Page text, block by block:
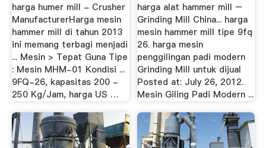
harga humer mill - Crusher
ManufacturerHarga mesin
hammer mill di tahun 2013
ini memang terbagi menjadi
... Mesin > Tepat Guna Tipe
: Mesin MHM-01 Kondisi ...
9FQ-26, kapasitas 200 -
250 Kg/Jam, harga US …
harga alat hammer mill –
Grinding Mill China... harga
mesin hammer mill tipe 9fq
26. harga mesin
penggilingan padi modern
Grinding Mill untuk dijual
Posted at: July 26, 2012.
Mesin Giling Padi Modern ...